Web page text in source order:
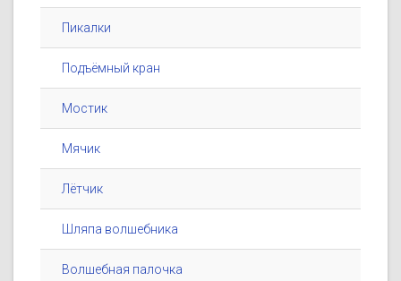
Пикалки
Подъёмный кран
Мостик
Мячик
Лётчик
Шляпа волшебника
Волшебная палочка